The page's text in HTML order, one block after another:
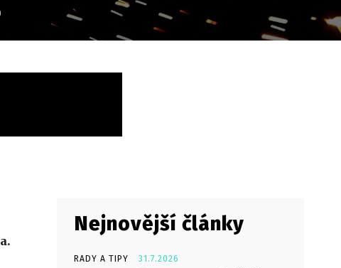
Nejnovější články
RADY A TIPY 31.7.2026